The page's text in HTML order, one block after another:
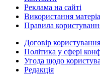
Реклама на сайті
Використання
Правила
Договір
Політика у сфері
Угода щодо
Редакція